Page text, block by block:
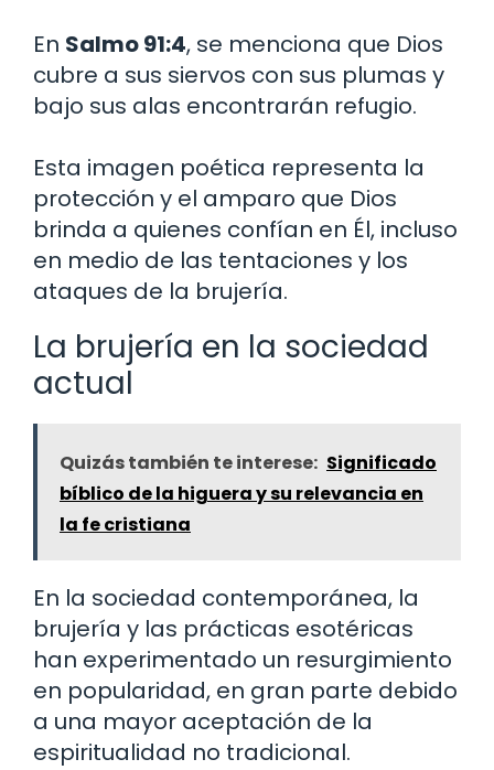
En Salmo 91:4, se menciona que Dios
cubre a sus siervos con sus plumas y
bajo sus alas encontrarán refugio.
Esta imagen poética representa la
protección y el amparo que Dios
brinda a quienes confían en Él, incluso
en medio de las tentaciones y los
ataques de la brujería.
La brujería en la sociedad
actual
Quizás también te interese: Significado
bíblico de la higuera y su relevancia en
la fe cristiana
En la sociedad contemporánea, la
brujería y las prácticas esotéricas
han experimentado un resurgimiento
en popularidad, en gran parte debido
a una mayor aceptación de la
espiritualidad no tradicional.